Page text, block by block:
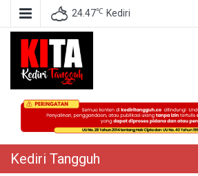
24.47℃ Kediri
Kediri
Berita Akurat Terpercaya
Kediri Tangguh